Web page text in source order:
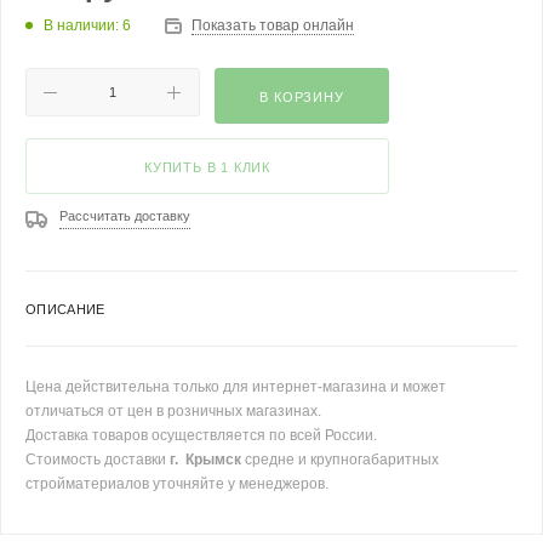
В наличии: 6 Показать товар онлайн
В КОРЗИНУ
КУПИТЬ В 1 КЛИК
Рассчитать доставку
ОПИСАНИЕ
Цена действительна только для интернет-магазина и может
отличаться от цен в розничных магазинах.
Доставка товаров осуществляется по всей России.
Стоимость доставки г. Крымск средне и крупногабаритных
стройматериалов уточняйте у менеджеров.